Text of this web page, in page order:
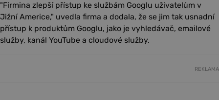
"Firmina zlepší přístup ke službám Googlu uživatelům v
Jižní Americe," uvedla firma a dodala, že se jim tak usnadní
přístup k produktům Googlu, jako je vyhledávač, emailové
služby, kanál YouTube a cloudové služby.
REKLAMA